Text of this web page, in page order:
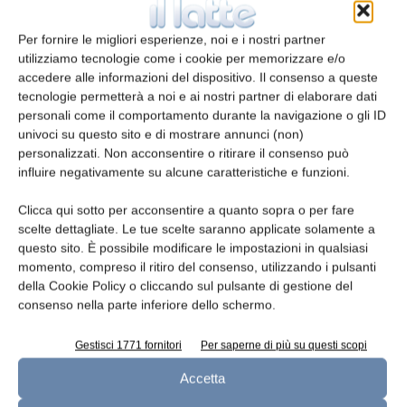
Per fornire le migliori esperienze, noi e i nostri partner
utilizziamo tecnologie come i cookie per memorizzare e/o
accedere alle informazioni del dispositivo. Il consenso a queste
tecnologie permetterà a noi e ai nostri partner di elaborare dati
personali come il comportamento durante la navigazione o gli ID
univoci su questo sito e di mostrare annunci (non)
personalizzati. Non acconsentire o ritirare il consenso può
influire negativamente su alcune caratteristiche e funzioni.
Clicca qui sotto per acconsentire a quanto sopra o per fare
scelte dettagliate. Le tue scelte saranno applicate solamente a
questo sito. È possibile modificare le impostazioni in qualsiasi
momento, compreso il ritiro del consenso, utilizzando i pulsanti
della Cookie Policy o cliccando sul pulsante di gestione del
consenso nella parte inferiore dello schermo.
Gestisci 1771 fornitori Per saperne di più su questi scopi
Accetta
Emmi si rafforza nel latte bio di capra e
pecora
redazione 3 Aprile 2019
TINE investe nella regione Nord-Norge in
Norvegia